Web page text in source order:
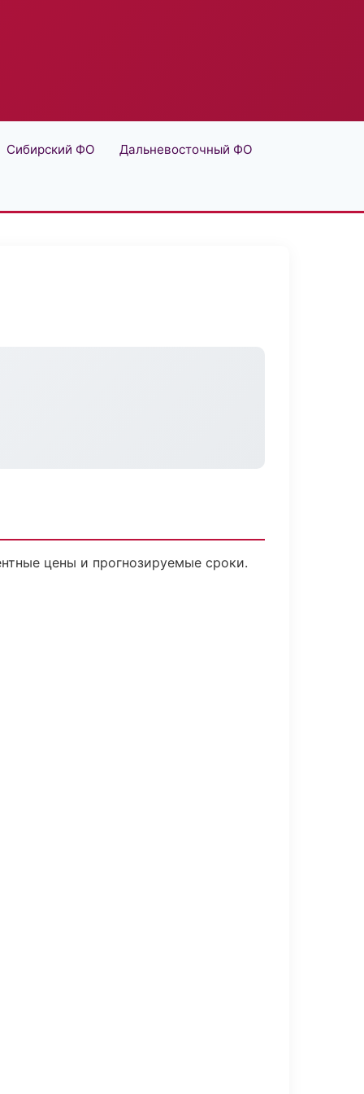
Сибирский ФО Дальневосточный ФО
цены и прогнозируемые сроки.